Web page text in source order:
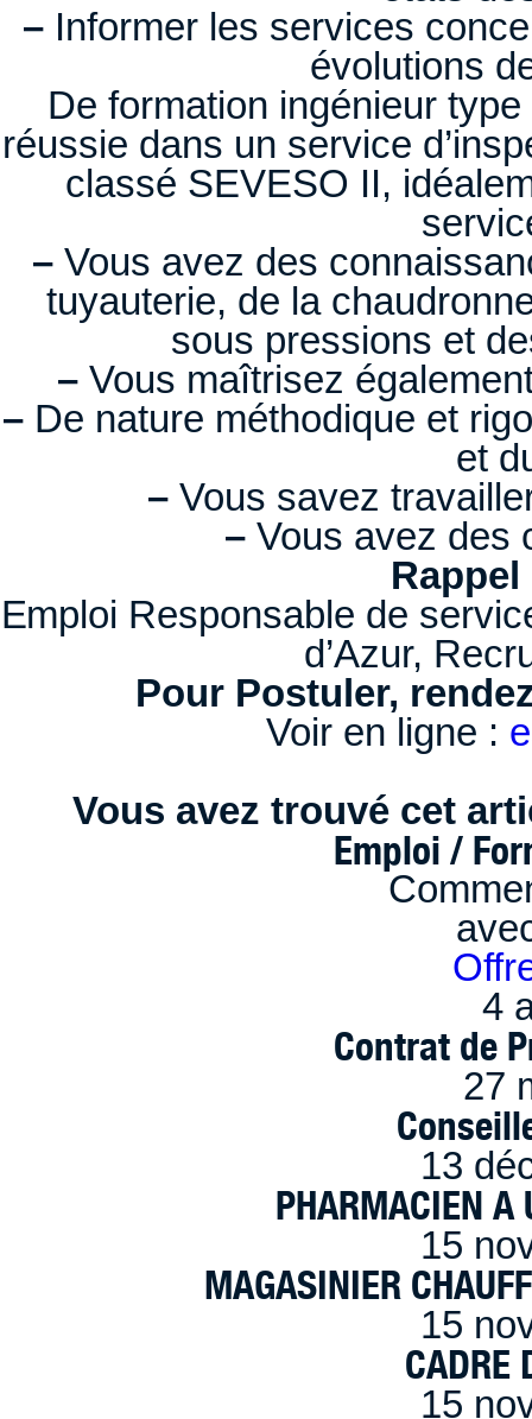
– Informer les services
évolutions
De formation ingénieur
réussie dans un service
classé SEVESO II,
– Vous avez des
tuyauterie, de la
sous pressions et
– Vous maîtrisez
– De nature méthodique et
et
– Vous savez
– Vous avez des
Emploi Responsable de
d’Azur,
Pour Postuler,
Voir en ligne :
Vous avez trouvé cet
Emploi /
4
Contrat de
27
13
PHARMACIEN A
15
MAGASINIER
15
CADRE
15